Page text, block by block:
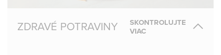
ZDRAVÉ POTRAVINY
SKONTROLUJTE
VIAC